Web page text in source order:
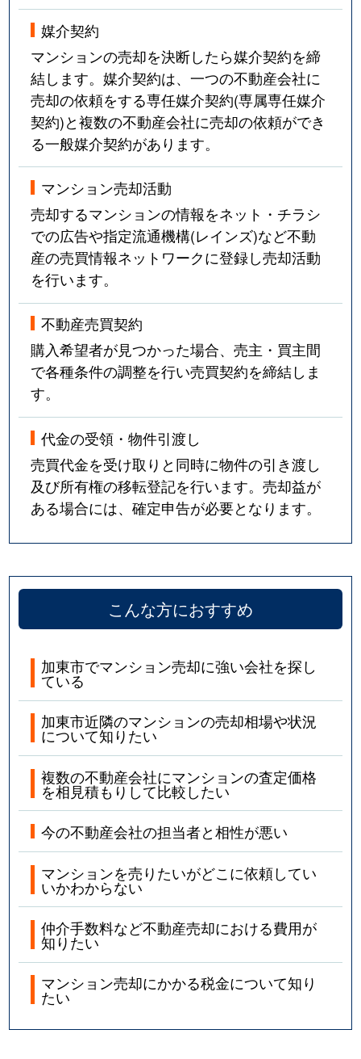
媒介契約
マンションの売却を決断したら媒介契約を締
結します。媒介契約は、一つの不動産会社に
売却の依頼をする専任媒介契約(専属専任媒介
契約)と複数の不動産会社に売却の依頼ができ
る一般媒介契約があります。
マンション売却活動
売却するマンションの情報をネット・チラシ
での広告や指定流通機構(レインズ)など不動
産の売買情報ネットワークに登録し売却活動
を行います。
不動産売買契約
購入希望者が見つかった場合、売主・買主間
で各種条件の調整を行い売買契約を締結しま
す。
代金の受領・物件引渡し
売買代金を受け取りと同時に物件の引き渡し
及び所有権の移転登記を行います。売却益が
ある場合には、確定申告が必要となります。
こんな方におすすめ
加東市でマンション売却に強い会社を探し
ている
加東市近隣のマンションの売却相場や状況
について知りたい
複数の不動産会社にマンションの査定価格
を相見積もりして比較したい
今の不動産会社の担当者と相性が悪い
マンションを売りたいがどこに依頼してい
いかわからない
仲介手数料など不動産売却における費用が
知りたい
マンション売却にかかる税金について知り
たい